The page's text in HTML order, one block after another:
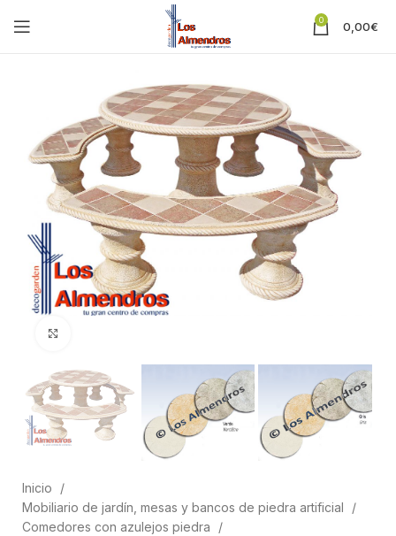
0 0,00€
Inicio
Mobiliario de jardín, mesas y bancos de piedra artificial
Comedores con azulejos piedra